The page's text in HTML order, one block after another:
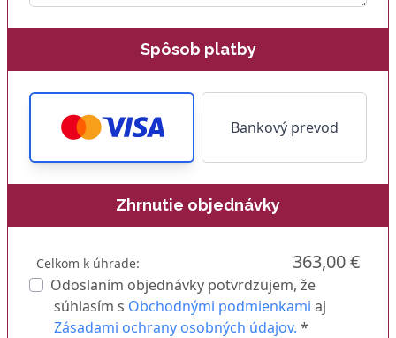
Spôsob platby
Bankový prevod
Zhrnutie objednávky
Celkom k úhrade: 363,00 €
Odoslaním objednávky potvrdzujem, že
súhlasím s Obchodnými podmienkami aj
Zásadami ochrany osobných údajov. *